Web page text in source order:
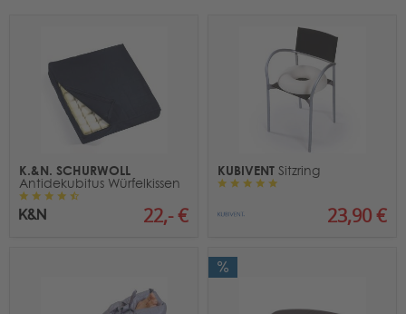
K.&N. SCHURWOLL
Antidekubitus Würfelkissen
22,- €
KUBIVENT Sitzring
23,90 €